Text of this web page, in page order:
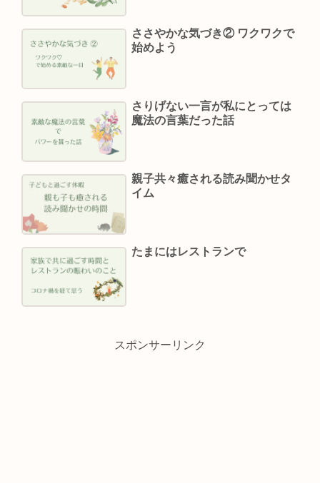
ささやかな気づき② ワクワクで
始めよう
さりげない一言が私にとっては
魔法の言葉だった話
親子共々癒される読み聞かせタ
イム
たまにはレストランで
スポンサーリンク